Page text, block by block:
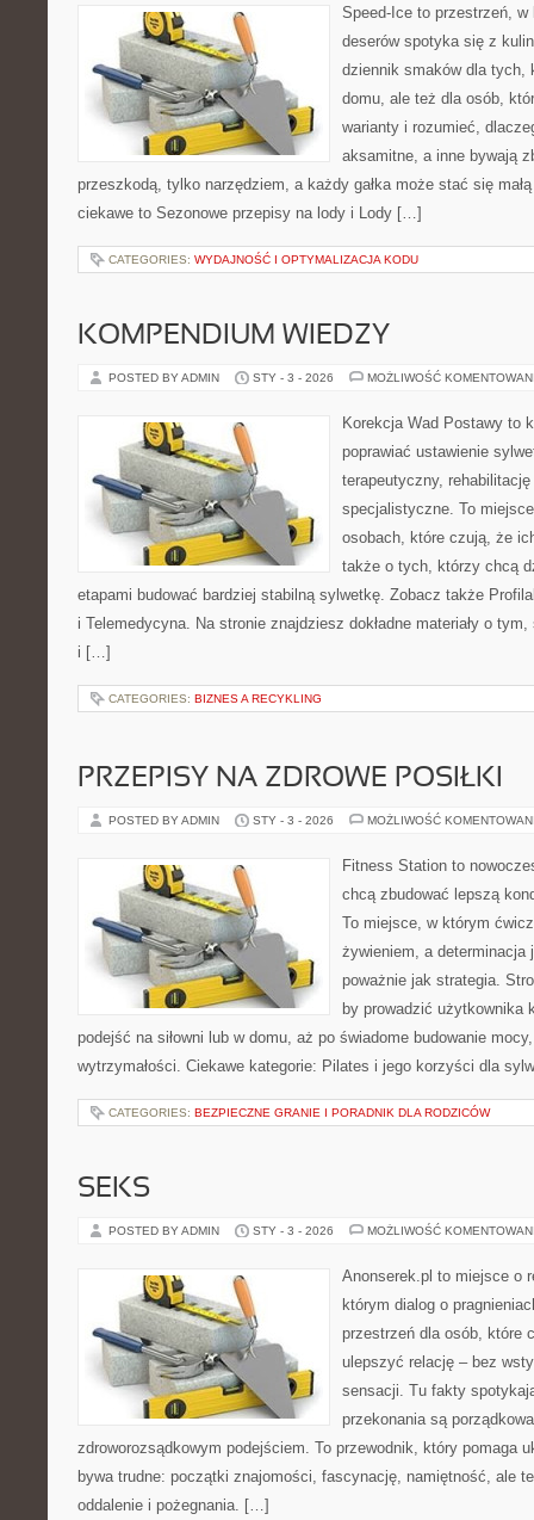
Speed-Ice to przestrzeń,
deserów spotyka się z
dziennik smaków dla tych,
domu, ale też dla osób,
warianty i rozumieć,
aksamitne, a inne bywają
przeszkodą, tylko narzędziem, a każdy gałka może stać się
ciekawe to Sezonowe przepisy na lody i Lody […]
CATEGORIES: WYDAJNOŚĆ I OPTYMALIZACJA KODU
KOMPENDIUM WIEDZY
POSTED BY ADMIN STY - 3 - 2026 MOŻLIWOŚĆ
Korekcja Wad Postawy to
poprawiać ustawienie
terapeutyczny,
specjalistyczne. To
osobach, które czują, że
także o tych, którzy chcą
etapami budować bardziej stabilną sylwetkę. Zobacz także
i Telemedycyna. Na stronie znajdziesz dokładne materiały o
i […]
CATEGORIES: BIZNES A RECYKLING
PRZEPISY NA ZDROWE POSIŁKI
POSTED BY ADMIN STY - 3 - 2026 MOŻLIWOŚĆ
Fitness Station to
chcą zbudować lepszą
To miejsce, w którym
żywieniem, a determinacja
poważnie jak strategia.
by prowadzić użytkownika
podejść na siłowni lub w domu, aż po świadome budowanie
wytrzymałości. Ciekawe kategorie: Pilates i jego korzyści dla
CATEGORIES: BEZPIECZNE GRANIE I PORADNIK DLA RODZICÓW
SEKS
POSTED BY ADMIN STY - 3 - 2026 MOŻLIWOŚĆ
Anonserek.pl to miejsce o
którym dialog o
przestrzeń dla osób, które
ulepszyć relację – bez
sensacji. Tu fakty
przekonania są
zdroworozsądkowym podejściem. To przewodnik, który pomaga
bywa trudne: początki znajomości, fascynację, namiętność, ale
oddalenie i pożegnania. […]